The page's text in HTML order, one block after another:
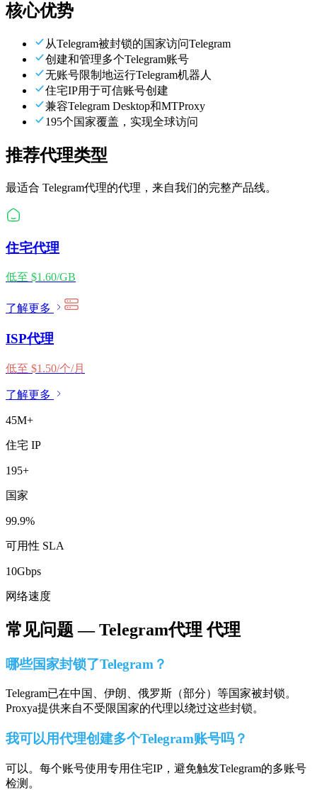
核心优势
从Telegram被封锁的国家访问Telegram
创建和管理多个Telegram账号
无账号限制地运行Telegram机器人
住宅IP用于可信账号创建
兼容Telegram Desktop和MTProxy
195个国家覆盖，实现全球访问
推荐代理类型
最适合 Telegram代理的代理，来自我们的完整产品线。
住宅代理
低至 $1.60/GB
了解更多
ISP代理
低至 $1.50/个/月
了解更多
45M+
住宅 IP
195+
国家
99.9%
可用性 SLA
10Gbps
网络速度
常见问题 — Telegram代理 代理
哪些国家封锁了Telegram？
Telegram已在中国、伊朗、俄罗斯（部分）等国家被封锁。
Proxya提供来自不受限国家的代理以绕过这些封锁。
我可以用代理创建多个Telegram账号吗？
可以。每个账号使用专用住宅IP，避免触发Telegram的多账号
检测。